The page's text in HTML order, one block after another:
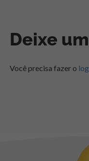
Deixe
Você precisa fazer o